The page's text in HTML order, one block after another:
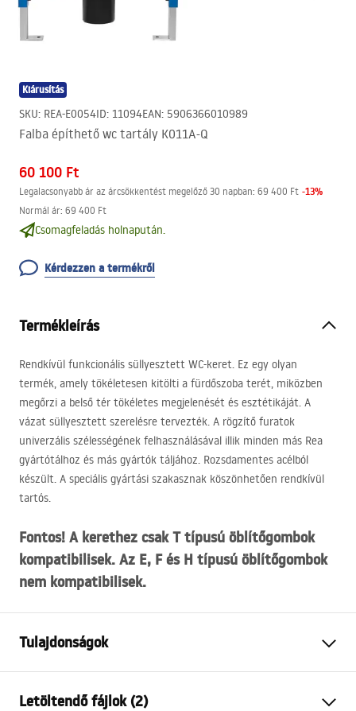
Kiárusítás
SKU: REA-E0054ID: 11094EAN: 5906366010989
Falba építhető wc tartály K011A-Q
60 100 Ft
Legalacsonyabb ár az árcsökkentést megelőző 30 napban: 69 400 Ft -13%
Normál ár: 69 400 Ft
Csomagfeladás holnapután.
Kérdezzen a termékről
Termékleírás
Rendkívül funkcionális süllyesztett WC-keret. Ez egy olyan
termék, amely tökéletesen kitölti a fürdőszoba terét, miközben
megőrzi a belső tér tökéletes megjelenését és esztétikáját. A
vázat süllyesztett szerelésre tervezték. A rögzítő furatok
univerzális szélességének felhasználásával illik minden más Rea
gyártótálhoz és más gyártók táljához. Rozsdamentes acélból
készült. A speciális gyártási szakasznak köszönhetően rendkívül
tartós.
Fontos! A kerethez csak T típusú öblítőgombok
kompatibilisek. Az E, F és H típusú öblítőgombok
nem kompatibilisek.
Tulajdonságok
Letöltendő fájlok (2)